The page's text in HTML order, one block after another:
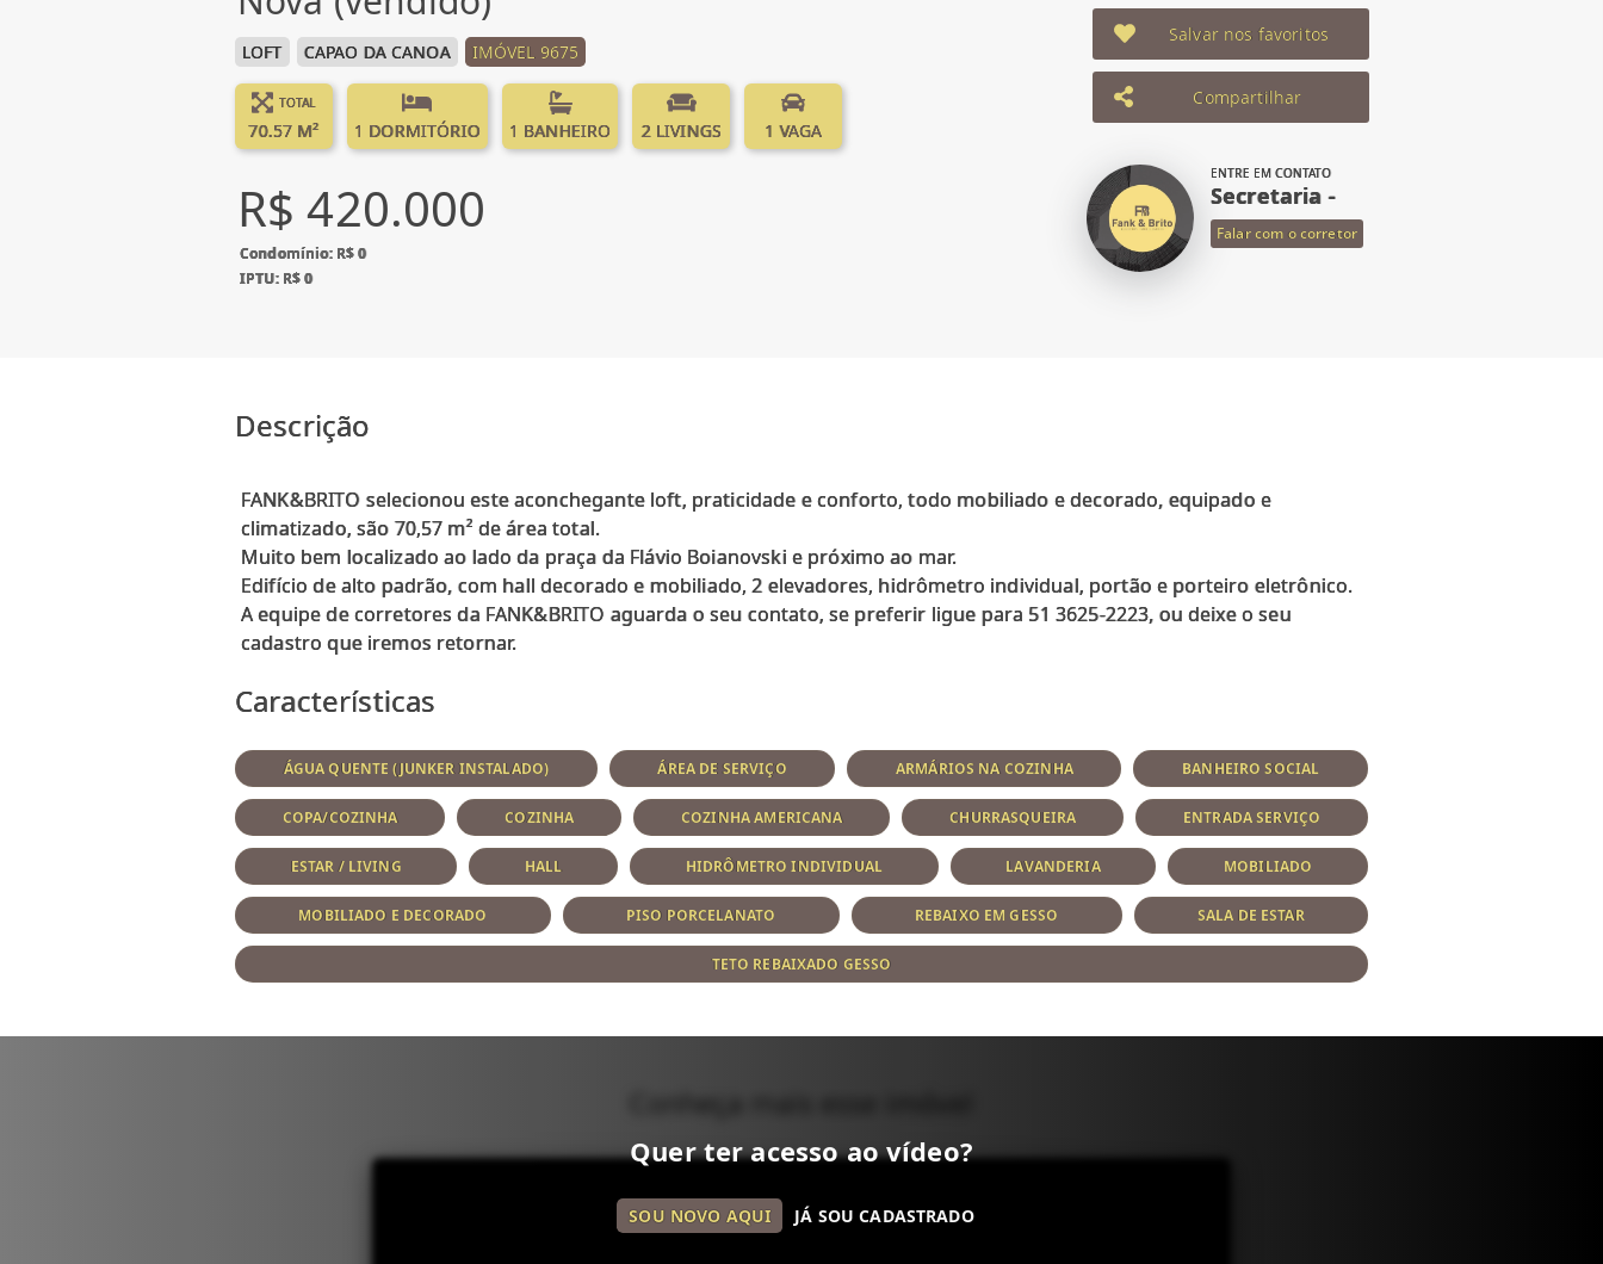
LOFT CAPAO DA CANOA IMÓVEL 9675
TOTAL
70.57 M² 1 DORMITÓRIO 1 BANHEIRO 2 LIVINGS 1 VAGA
R$ 420.000
Condomínio: R$ 0
IPTU: R$ 0
Salvar nos favoritos
Compartilhar
ENTRE EM CONTATO
Secretaria -
Falar com o corretor
Descrição
FANK&BRITO selecionou este aconchegante loft, praticidade e conforto, todo mobiliado e decorado, equipado e
climatizado, são 70,57 m² de área total.
Muito bem localizado ao lado da praça da Flávio Boianovski e próximo ao mar.
Edifício de alto padrão, com hall decorado e mobiliado, 2 elevadores, hidrômetro individual, portão e porteiro eletrônico.
A equipe de corretores da FANK&BRITO aguarda o seu contato, se preferir ligue para 51 3625-2223, ou deixe o seu
Características
ÁGUA QUENTE (JUNKER INSTALADO) ÁREA DE SERVIÇO ARMÁRIOS NA COZINHA BANHEIRO SOCIAL
COPA/COZINHA COZINHA COZINHA AMERICANA CHURRASQUEIRA ENTRADA SERVIÇO
ESTAR / LIVING HALL HIDRÔMETRO INDIVIDUAL LAVANDERIA MOBILIADO
MOBILIADO E DECORADO PISO PORCELANATO REBAIXO EM GESSO SALA DE ESTAR
TETO REBAIXADO GESSO
Quer ter acesso ao vídeo?
SOU NOVO AQUI JÁ SOU CADASTRADO